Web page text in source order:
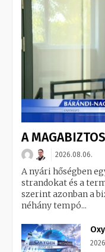
A
2026.08.06.
A nyári hőségben
strandokat és a
szerint azonban a
néhány tempó...